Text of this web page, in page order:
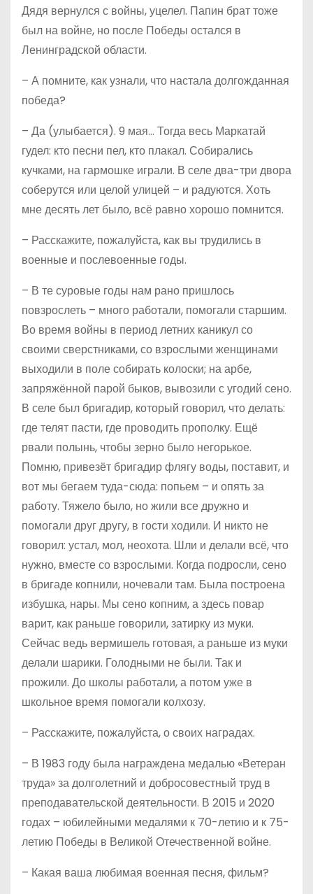
Дядя вернулся с войны, уцелел. Папин брат тоже
был на войне, но после Победы остался в
Ленинградской области.
– А помните, как узнали, что настала долгожданная
победа?
– Да (улыбается). 9 мая… Тогда весь Маркатай
гудел: кто песни пел, кто плакал. Собирались
кучками, на гармошке играли. В селе два-три двора
соберутся или целой улицей – и радуются. Хоть
мне десять лет было, всё равно хорошо помнится.
– Расскажите, пожалуйста, как вы трудились в
военные и послевоенные годы.
– В те суровые годы нам рано пришлось
повзрослеть – много работали, помогали старшим.
Во время войны в период летних каникул со
своими сверстниками, со взрослыми женщинами
выходили в поле собирать колоски; на арбе,
запряжённой парой быков, вывозили с угодий сено.
В селе был бригадир, который говорил, что делать:
где телят пасти, где проводить прополку. Ещё
рвали полынь, чтобы зерно было негорькое.
Помню, привезёт бригадир флягу воды, поставит, и
вот мы бегаем туда-сюда: попьем – и опять за
работу. Тяжело было, но жили все дружно и
помогали друг другу, в гости ходили. И никто не
говорил: устал, мол, неохота. Шли и делали всё, что
нужно, вместе со взрослыми. Когда подросли, сено
в бригаде копнили, ночевали там. Была построена
избушка, нары. Мы сено копним, а здесь повар
варит, как раньше говорили, затирку из муки.
Сейчас ведь вермишель готовая, а раньше из муки
делали шарики. Голодными не были. Так и
прожили. До школы работали, а потом уже в
школьное время помогали колхозу.
– Расскажите, пожалуйста, о своих наградах.
– В 1983 году была награждена медалью «Ветеран
труда» за долголетний и добросовестный труд в
преподавательской деятельности. В 2015 и 2020
годах – юбилейными медалями к 70-летию и к 75-
летию Победы в Великой Отечественной войне.
– Какая ваша любимая военная песня, фильм?